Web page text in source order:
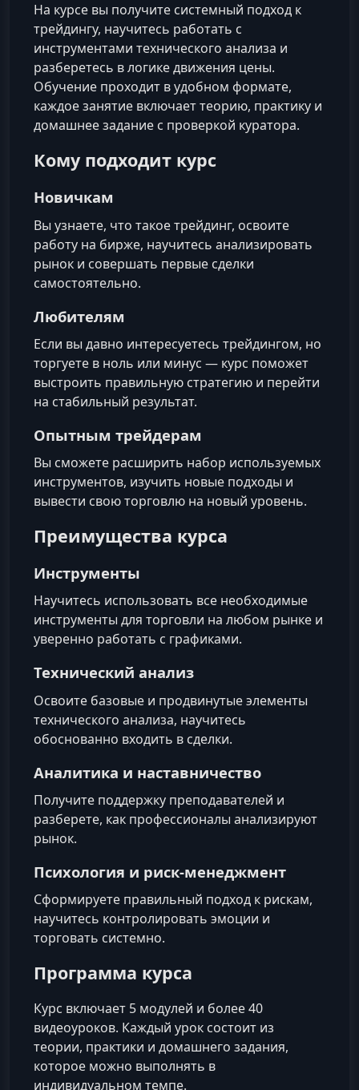
На курсе вы получите системный подход к
трейдингу, научитесь работать с
инструментами технического анализа и
разберетесь в логике движения цены.
Обучение проходит в удобном формате,
каждое занятие включает теорию, практику и
домашнее задание с проверкой куратора.
Кому подходит курс
Новичкам
Вы узнаете, что такое трейдинг, освоите
работу на бирже, научитесь анализировать
рынок и совершать первые сделки
самостоятельно.
Любителям
Если вы давно интересуетесь трейдингом, но
торгуете в ноль или минус — курс поможет
выстроить правильную стратегию и перейти
на стабильный результат.
Опытным трейдерам
Вы сможете расширить набор используемых
инструментов, изучить новые подходы и
вывести свою торговлю на новый уровень.
Преимущества курса
Инструменты
Научитесь использовать все необходимые
инструменты для торговли на любом рынке и
уверенно работать с графиками.
Технический анализ
Освоите базовые и продвинутые элементы
технического анализа, научитесь
обоснованно входить в сделки.
Аналитика и наставничество
Получите поддержку преподавателей и
разберете, как профессионалы анализируют
рынок.
Психология и риск-менеджмент
Сформируете правильный подход к рискам,
научитесь контролировать эмоции и
торговать системно.
Программа курса
Курс включает 5 модулей и более 40
видеоуроков. Каждый урок состоит из
теории, практики и домашнего задания,
которое можно выполнять в
индивидуальном темпе.